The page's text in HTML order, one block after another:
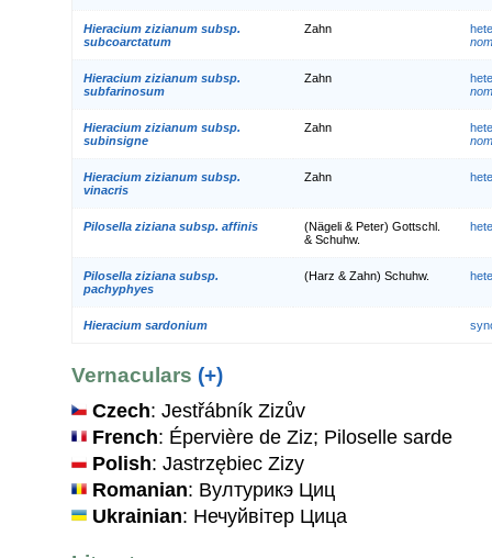
Hieracium zizianum subsp.
subcoarctatum
Zahn
Hieracium zizianum subsp.
subfarinosum
Zahn
Hieracium zizianum subsp.
subinsigne
Zahn
Hieracium zizianum subsp.
vinacris
Zahn
Pilosella ziziana subsp. affinis
(Nägeli & Peter) Gottschl.
& Schuhw.
Pilosella ziziana subsp.
pachyphyes
(Harz & Zahn) Schuhw.
Hieracium sardonium
Vernaculars (+)
Czech: Jestřábník Zizův
French: Épervière de Ziz; Piloselle sarde
Polish: Jastrzębiec Zizy
Romanian: Вултурикэ Циц
Ukrainian: Нечуйвiтер Цица